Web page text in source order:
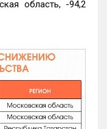
область, -94,2